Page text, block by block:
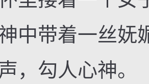
中带着一丝妩
，勾人心神。